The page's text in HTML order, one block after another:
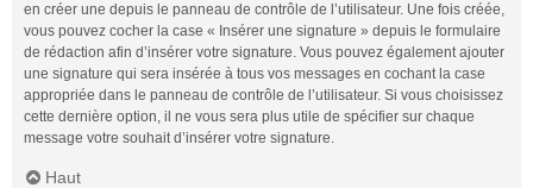
en créer une depuis le panneau de contrôle de l’utilisateur. Une fois créée,
vous pouvez cocher la case « Insérer une signature » depuis le formulaire
de rédaction afin d’insérer votre signature. Vous pouvez également ajouter
une signature qui sera insérée à tous vos messages en cochant la case
appropriée dans le panneau de contrôle de l’utilisateur. Si vous choisissez
cette dernière option, il ne vous sera plus utile de spécifier sur chaque
message votre souhait d’insérer votre signature.
Haut